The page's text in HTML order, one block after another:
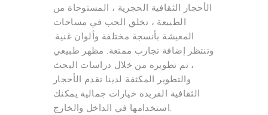
الأحجار الثقافية الحجرية ، المستوحاة من
الطبيعة ، تخلق الحب في مساحات
المعيشة بأنسجة مختلفة وألوان غنية.
وتنتظر إضافة تجارب ممتعة. مظهر طبيعي
، تم تطويره من خلال دراسات البحث
والتطوير المكثفة لدينا تقدم الأحجار
الثقافية الفريدة خيارات جمالية يمكنك
استخدامها في الداخل والخارج.